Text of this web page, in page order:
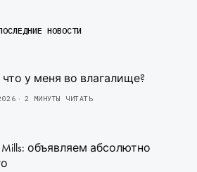
НОВОСТИ
что у меня во влагалище?
2 МИНУТЫ ЧИТАТЬ
Mills: объявляем абсолютно